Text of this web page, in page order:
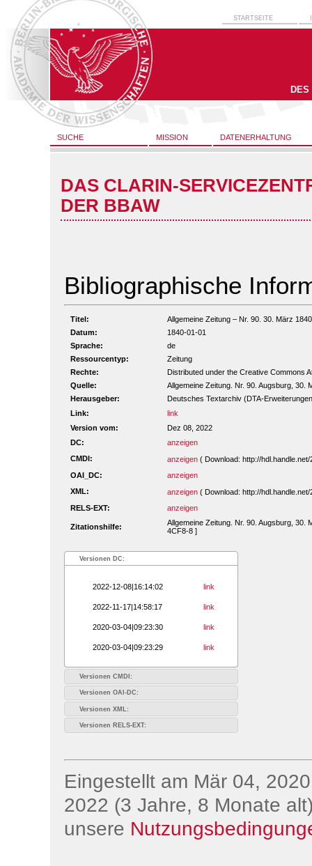
STARTSEITE
SUCHE MISSION DATENERHALTUNG
DAS CLARIN-
DER BBAW
Bibliographische
Titel:
Allgemeine Zeitung – Nr. 90. 30. März
Datum:
1840-01-01
Sprache:
de
Ressourcentyp:
Zeitung
Rechte:
Distributed under the Creative Commons
Quelle:
Allgemeine Zeitung. Nr. 90. Augsburg, 30.
Herausgeber:
Deutsches Textarchiv (DTA-
Link:
link
Version vom:
Dez 08, 2022
DC:
anzeigen
CMDI:
anzeigen ( Download: http://
OAI_DC:
anzeigen
XML:
anzeigen ( Download: http://
RELS-EXT:
anzeigen
Zitationshilfe:
Allgemeine Zeitung. Nr. 90. Augsburg, 30.
4CF8-8 ]
Versionen DC:
2022-12-08|16:14:02 link
2022-11-17|14:58:17 link
2020-03-04|09:23:30 link
2020-03-04|09:23:29 link
Versionen CMDI:
Versionen OAI-DC:
Versionen XML:
Versionen RELS-EXT:
Eingestellt am Mär 04,
2022 (3 Jahre, 8 Monate
unsere